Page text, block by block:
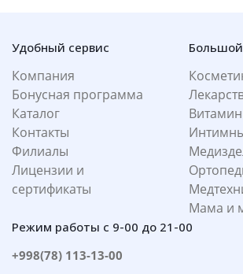
Удобный сервис
Компания
Бонусная программа
Каталог
Контакты
Филиалы
Лицензии и
сертификаты
Мама и
Режим работы с 9-00 до 21-00
+998(78) 113-13-00